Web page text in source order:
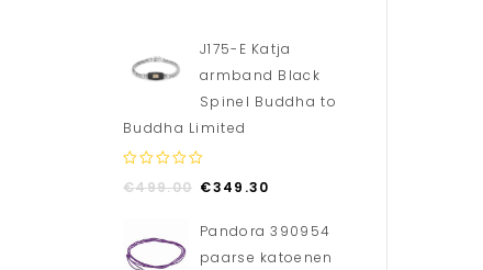
J175-E Katja
armband Black
Spinel Buddha to
Buddha Limited
out
€499.00 €349.30
Pandora 390954
paarse katoenen